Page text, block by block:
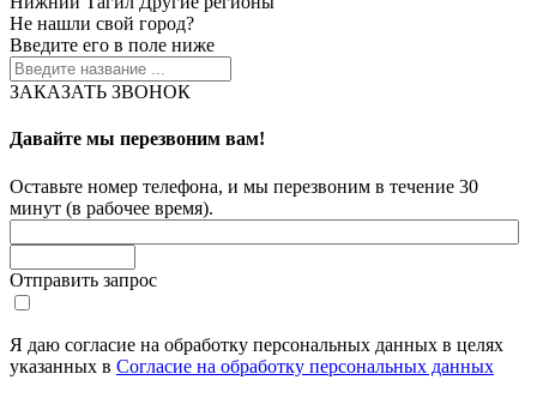
Не нашли свой город?
Введите его в поле ниже
ЗАКАЗАТЬ ЗВОНОК
Давайте мы перезвоним вам!
Оставьте номер телефона, и мы перезвоним в течение 30
минут (в рабочее время).
Отправить запрос
Я даю согласие на обработку персональных данных в целях
указанных в Согласие на обработку персональных данных